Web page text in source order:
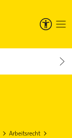
Arbeitsrecht